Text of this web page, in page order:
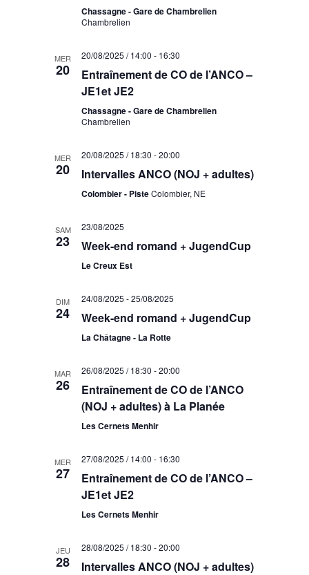
Chassagne - Gare de Chambrelien
Chambrelien
MER
20
20/08/2025 / 14:00 - 16:30
Entraînement de CO de l’ANCO –
JE1et JE2
Chassagne - Gare de Chambrelien
Chambrelien
MER
20
20/08/2025 / 18:30 -20:00
Intervalles ANCO (NOJ + adultes)
Colombier - PisteColombier, NE
SAM
23
23/08/2025
Week-end romand + JugendCup
Le Creux Est
DIM
24
24/08/2025 -25/08/2025
Week-end romand + JugendCup
La Châtagne - La Rotte
MAR
26
26/08/2025 / 18:30 -20:00
Entraînement de CO de l’ANCO
(NOJ + adultes) à La Planée
Les Cernets Menhir
MER
27
27/08/2025 / 14:00 - 16:30
Entraînement de CO de l’ANCO –
JE1et JE2
Les Cernets Menhir
JEU
28
28/08/2025 / 18:30 -20:00
Intervalles ANCO (NOJ + adultes)